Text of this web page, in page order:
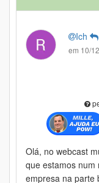
Ich
em 10/
Olá, no webcast
que estamos num
empresa na parte